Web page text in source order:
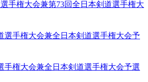
手権大会兼第73回全日本剣道選手権大
選手権大会兼全日本剣道選手権大会予
手権大会兼全日本剣道選手権大会予選